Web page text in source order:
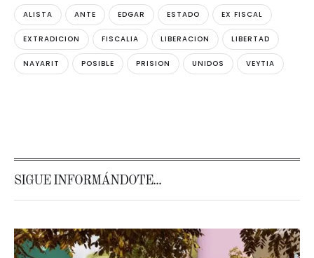
ALISTA ANTE EDGAR ESTADO EX FISCAL
EXTRADICION FISCALIA LIBERACION LIBERTAD
NAYARIT POSIBLE PRISION UNIDOS VEYTIA
SIGUE INFORMÁNDOTE...